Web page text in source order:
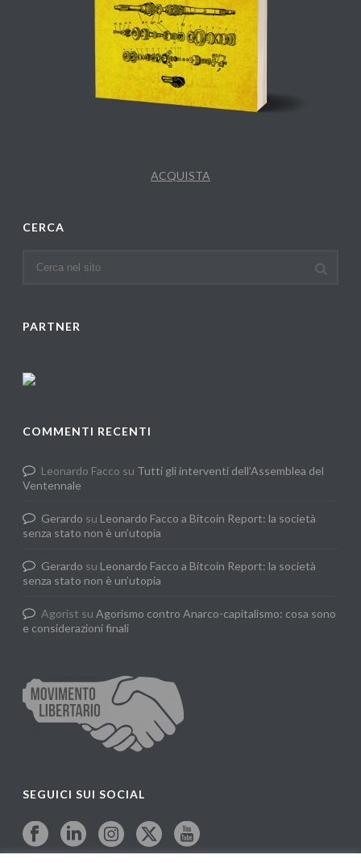
ACQUISTA
CERCA
PARTNER
COMMENTI RECENTI
Leonardo Facco su Tutti gli interventi dell’Assemblea del
Ventennale
Gerardo su Leonardo Facco a Bitcoin Report: la società
senza stato non è un’utopia
Gerardo su Leonardo Facco a Bitcoin Report: la società
senza stato non è un’utopia
Agorist suAgorismo contro Anarco-capitalismo: cosa sono
e considerazioni finali
SEGUICI SUI SOCIAL